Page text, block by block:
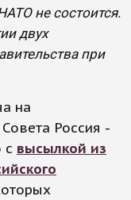
не состоится.
двух
при
на
Россия -
с высылкой из